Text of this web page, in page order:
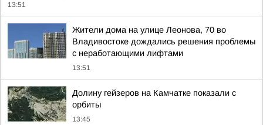
13:51
Жители дома на улице Леонова, 70 во
Владивостоке дождались решения проблемы
с неработающими лифтами
13:51
Долину гейзеров на Камчатке показали с
орбиты
13:45